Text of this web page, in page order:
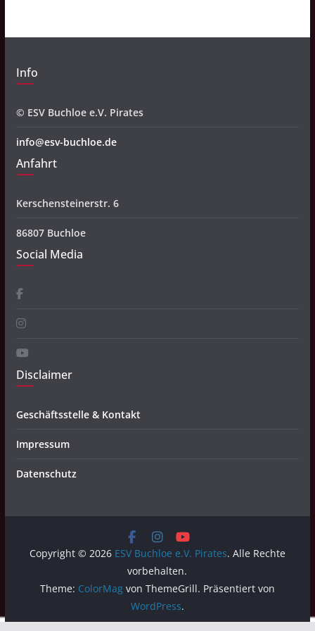
Info
© ESV Buchloe e.V. Pirates
info@esv-buchloe.de
Anfahrt
Kerschensteinerstr. 6
86807 Buchloe
Social Media
Disclaimer
Geschäftsstelle & Kontakt
Impressum
Datenschutz
Copyright © 2026 ESV Buchloe e.V. Pirates. Alle Rechte
vorbehalten.
Theme: ColorMagvon ThemeGrill. Präsentiert von
WordPress.